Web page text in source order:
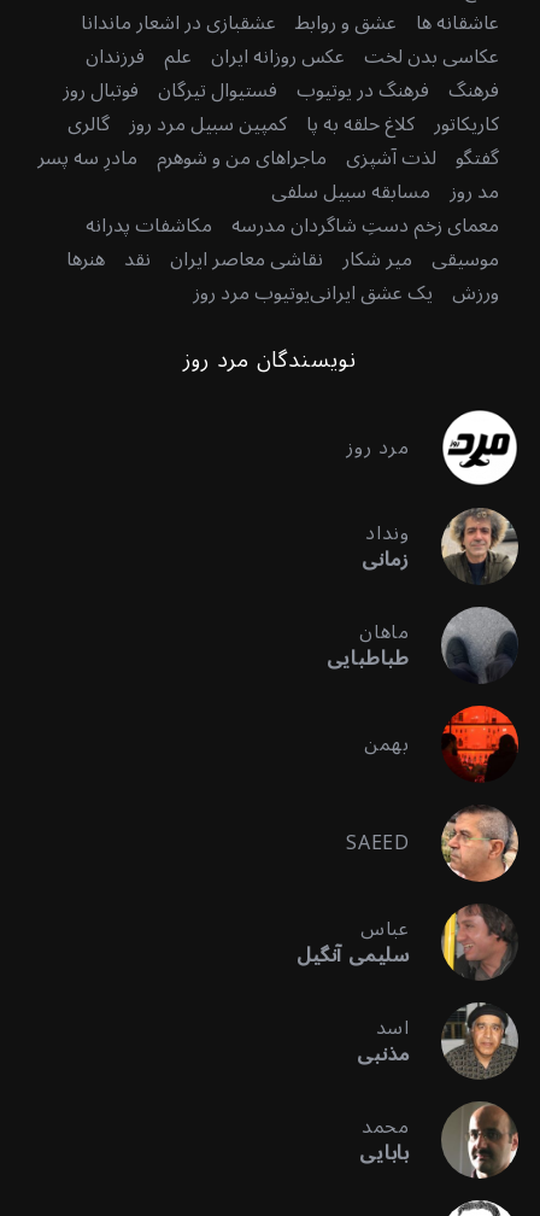
عاشقانه ها عشق و روابط عشقبازی در اشعار ماندانا
عکاسی بدن لخت عکس روزانه ایران علم فرزندان
فرهنگ فرهنگ در یوتیوب فستیوال تیرگان فوتبال روز
کاریکاتور کلاغ حلقه به پا کمپین سبیل مرد روز گالری
گفتگو لذت آشپزی ماجراهای من و شوهرم مادرِ سه پسر
مد روز مسابقه سبیل سلفی
معمای زخم دستِ شاگردان مدرسه مکاشفات پدرانه
موسیقی میر شکار نقاشی معاصر ایران نقد هنرها
ورزش یک عشق ایرانییوتیوب مرد روز
نویسندگان مرد روز
مرد روز
ونداد
زمانی
ماهان
طباطبایی
بهمن
SAEED
عباس
سلیمی آنگیل
اسد
مذنبی
محمد
بابایی